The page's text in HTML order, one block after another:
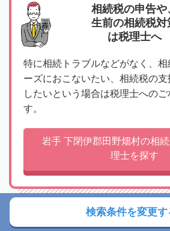
相続税の申告や
生前の相続税対
は税理士へ
特に相続トラブルなどがなく、
ーズにおこないたい、相続税の
したいという場合は税理士への
す。
岩手 下閉伊郡田野畑村の相
理士を探す
検索条件を変更す